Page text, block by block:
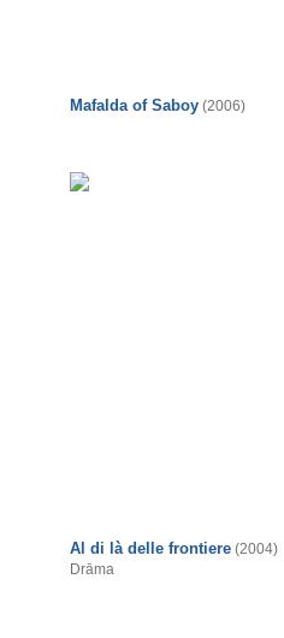
Mafalda of Saboy (2006)
Al di là delle frontiere (2004)
Drāma